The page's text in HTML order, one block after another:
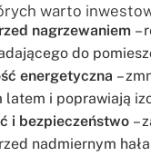
warto
nagrzewaniem –
do
energetyczna –
latem i poprawiają
i bezpieczeństwo –
nadmiernym